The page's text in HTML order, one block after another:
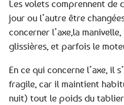
Les volets comprennent de
jour ou l’autre être
concerner l’axe,la
glissières, et parfois le
En ce qui concerne l’axe, il
fragile, car il maintient
nuit) tout le poids du